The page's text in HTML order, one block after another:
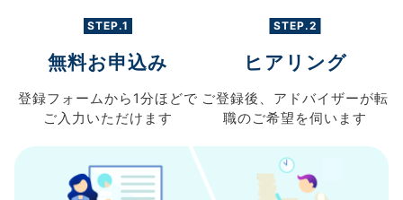
STEP.1
無料お申込み
登録フォームから 1分ほどで
ご入力 いただけます
STEP.2
ヒアリング
ご登録後、 アドバイザーが転
職のご希望を伺います